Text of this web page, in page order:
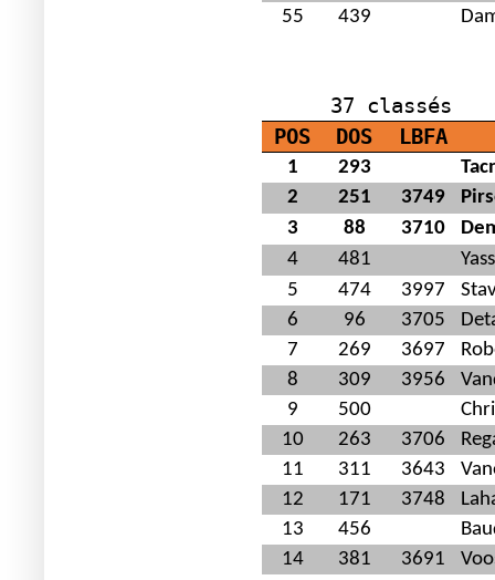
55
439
37 classés
POS
DOS LBFA
1 293
2
251 3749
3
88 3710
4
481
5
474 3997
6
96 3705
7
269 3697
8
309 3956
9
500
10
263 3706
11
311 3643
12
171 3748
13
456
14
381 3691